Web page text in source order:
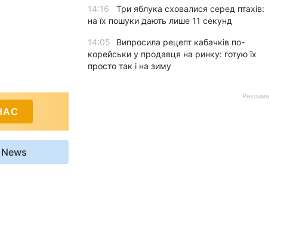
14:16
Три яблука сховалися серед птахів:
на їх пошуки дають лише 11 секунд
14:05
Випросила рецепт кабачків по-
корейськи у продавця на ринку: готую їх
просто так і на зиму
Реклама